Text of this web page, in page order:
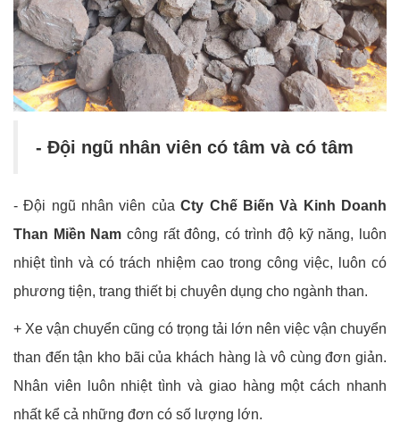
- Đội ngũ nhân viên có tâm và có tâm
- Đội ngũ nhân viên củaCty Chế Biến Và Kinh Doanh
Than Miền Nam công rất đông, có trình độ kỹ năng, luôn
nhiệt tình và có trách nhiệm cao trong công việc, luôn có
phương tiện, trang thiết bị chuyên dụng cho ngành than.
+ Xe vận chuyển cũng có trọng tải lớn nên việc vận chuyển
than đến tận kho bãi của khách hàng là vô cùng đơn giản.
Nhân viên luôn nhiệt tình và giao hàng một cách nhanh
nhất kể cả những đơn có số lượng lớn.